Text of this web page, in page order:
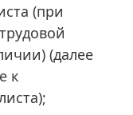
(при
(далее
к